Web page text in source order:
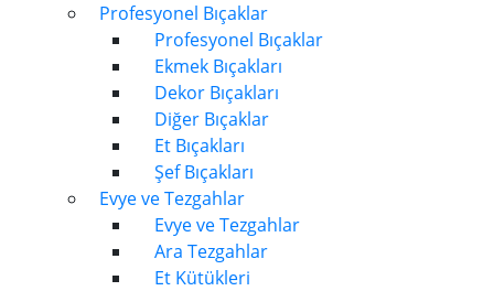
Profesyonel Bıçaklar
Profesyonel Bıçaklar
Ekmek Bıçakları
Dekor Bıçakları
Diğer Bıçaklar
Et Bıçakları
Şef Bıçakları
Evye ve Tezgahlar
Evye ve Tezgahlar
Ara Tezgahlar
Et Kütükleri